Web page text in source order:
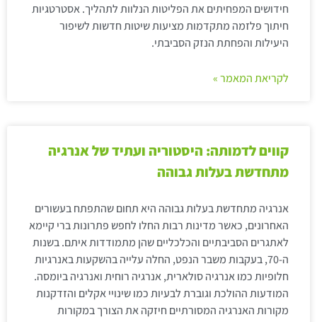
חידושים המפחיתים את הפליטות הנלוות לתהליך. אסטרטגיות
חיתוך פלזמה מתקדמות מציעות שיטות חדשות לשיפור
היעילות והפחתת הנזק הסביבתי.
לקריאת המאמר »
קווים לדמותה: היסטוריה ועתיד של אנרגיה
מתחדשת בעלות גבוהה
אנרגיה מתחדשת בעלות גבוהה היא תחום שהתפתח בעשורים
האחרונים, כאשר מדינות רבות החלו לחפש פתרונות ברי קיימא
לאתגרים הסביבתיים והכלכליים שהן מתמודדות איתם. בשנות
ה-70, בעקבות משבר הנפט, החלה עלייה בהשקעות באנרגיות
חלופיות כמו אנרגיה סולארית, אנרגיה רוחית ואנרגיה ביומסה.
המודעות ההולכת וגוברת לבעיות כמו שינויי אקלים והזדקנות
מקורות האנרגיה המסורתיים חיזקה את הצורך במקורות